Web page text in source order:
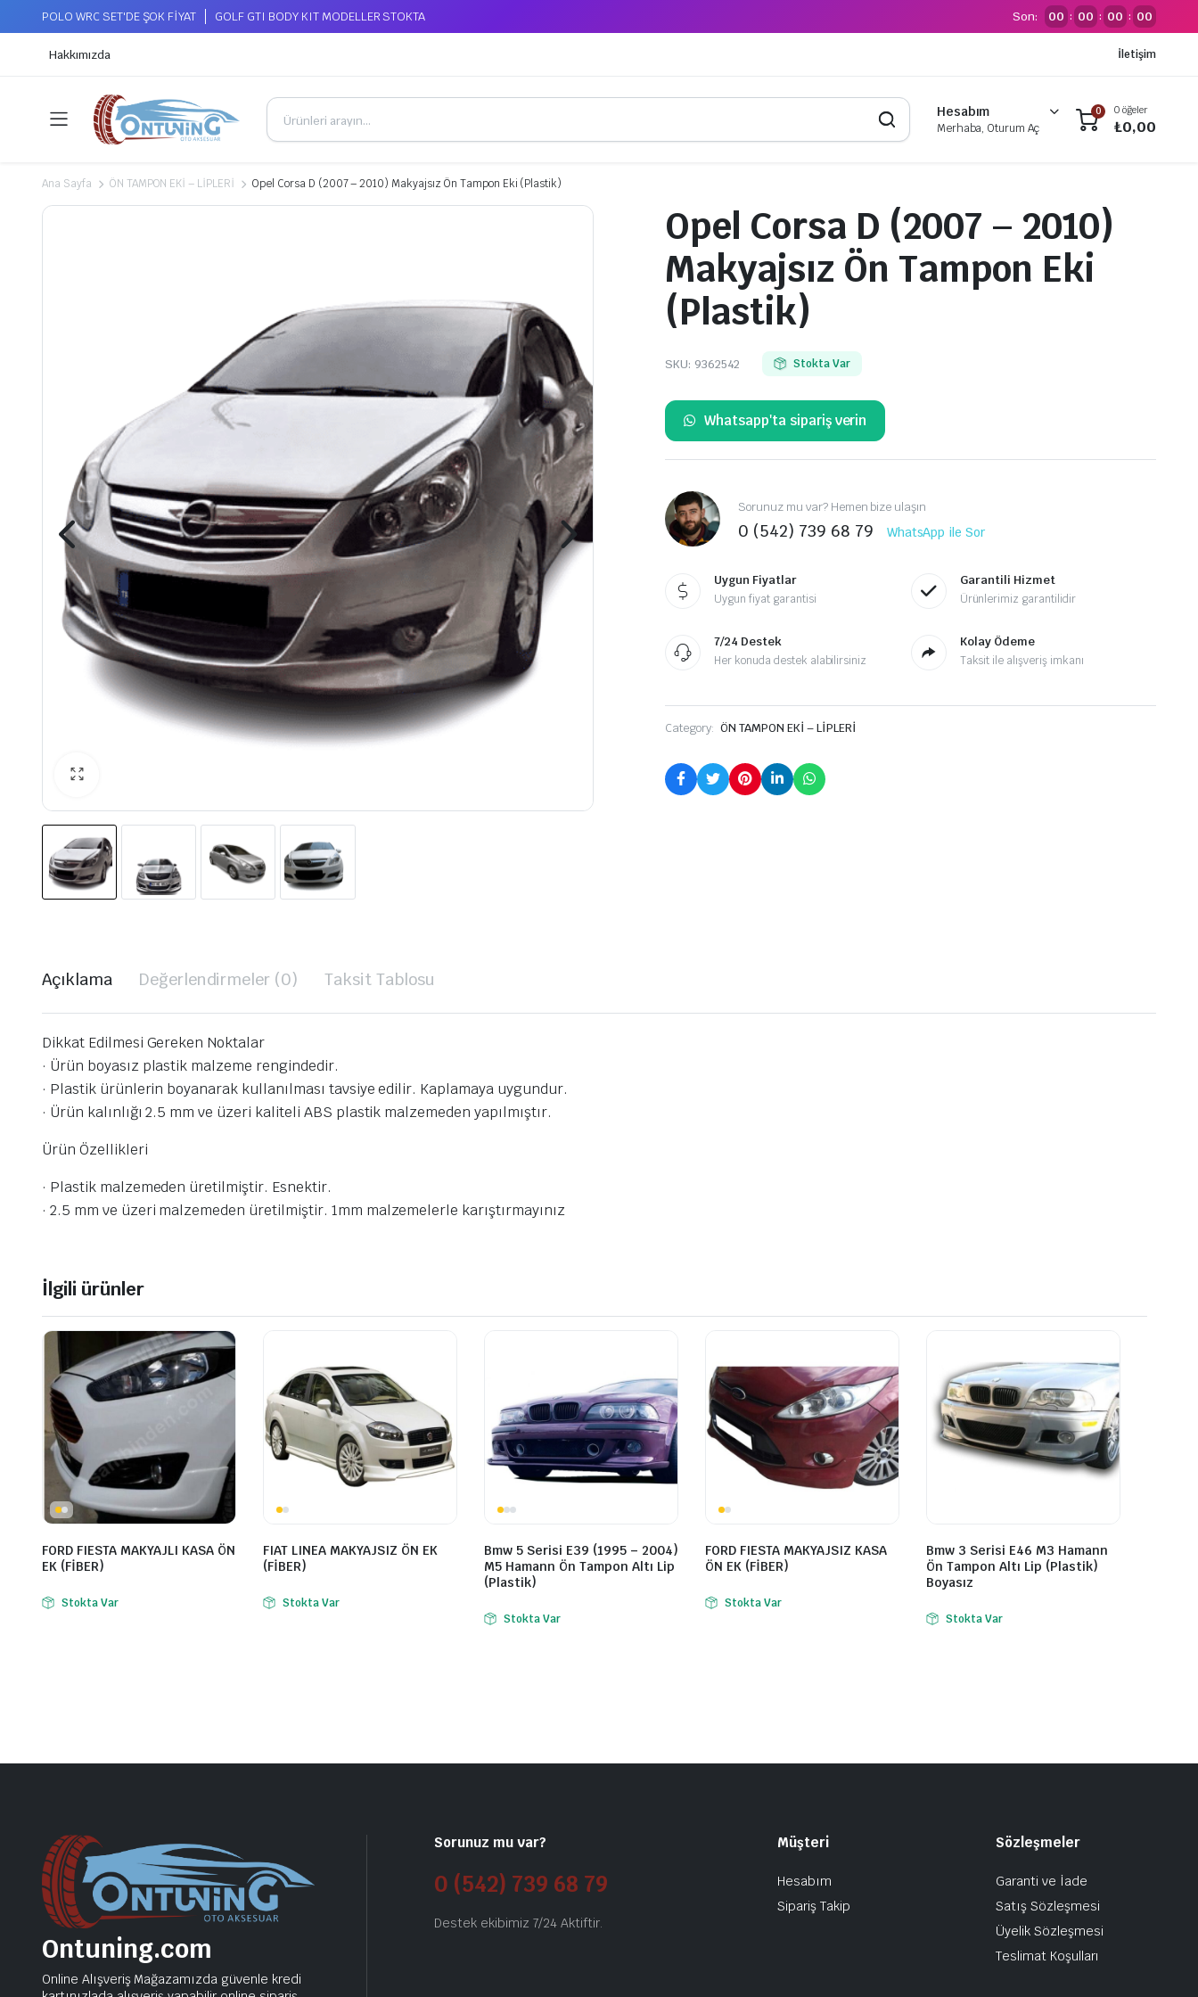
POLO WRC SET'DE ŞOK FİYAT GOLF GTI BODY KIT MODELLER STOKTA Son: 00 : 00 : 00 : 00
Hakkımızda İletişim
Hesabım
Merhaba, Oturum Aç
0 0 öğeler
₺0,00
Ana Sayfa ÖN TAMPON EKİ – LİPLERİ Opel Corsa D (2007 – 2010) Makyajsız Ön Tampon Eki (Plastik)
Opel Corsa D (2007 – 2010)
Makyajsız Ön Tampon Eki
(Plastik)
SKU: 9362542 Stokta Var
Whatsapp'ta sipariş verin
Sorunuz mu var? Hemen bize ulaşın
0 (542) 739 68 79 WhatsApp ile Sor
Uygun Fiyatlar
Uygun fiyat garantisi
Garantili Hizmet
Ürünlerimiz garantilidir
7/24 Destek
Her konuda destek alabilirsiniz
Kolay Ödeme
Taksit ile alışveriş imkanı
Category: ÖN TAMPON EKİ – LİPLERİ
Açıklama Değerlendirmeler (0) Taksit Tablosu
Dikkat Edilmesi Gereken Noktalar
· Ürün boyasız plastik malzeme rengindedir.
· Plastik ürünlerin boyanarak kullanılması tavsiye edilir. Kaplamaya uygundur.
· Ürün kalınlığı 2.5 mm ve üzeri kaliteli ABS plastik malzemeden yapılmıştır.
Ürün Özellikleri
· Plastik malzemeden üretilmiştir. Esnektir.
· 2.5 mm ve üzeri malzemeden üretilmiştir. 1mm malzemelerle karıştırmayınız
İlgili ürünler
FORD FIESTA MAKYAJLI KASA ÖN
EK (FİBER)
Stokta Var
FIAT LINEA MAKYAJSIZ ÖN EK
(FİBER)
Stokta Var
Bmw 5 Serisi E39 (1995 – 2004)
M5 Hamann Ön Tampon Altı Lip
(Plastik)
Stokta Var
FORD FIESTA MAKYAJSIZ KASA
ÖN EK (FİBER)
Stokta Var
Bmw 3 Serisi E46 M3 Hamann
Ön Tampon Altı Lip (Plastik)
Boyasız
Stokta Var
Ontuning.com
Online Alışveriş Mağazamızda güvenle kredi
Sorunuz mu var?
0 (542) 739 68 79
Destek ekibimiz 7/24 Aktiftir.
Müşteri
Hesabım
Sipariş Takip
Sözleşmeler
Garanti ve İade
Satış Sözleşmesi
Üyelik Sözleşmesi
Teslimat Koşulları